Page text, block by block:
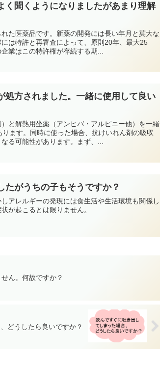
く聞くようになりましたがあまり理解
た医薬品です。新薬の開発には長い年月と莫大な
は特許と再審査によって、原則20年、最大25
業はこの特許権が存続する期...
処方されました。一緒に使用して良い
と解熱用坐薬（アンヒバ・アルピニー他）を一緒
ます。同時に使った場合、抗けいれん剤の吸収
る可能性があります。まず、...
たがうちの子もそうですか？
アレルギーの発現には食生活や生活環境も関係し
が起こるとは限りません。
ん。何故ですか？
どうしたら良いですか？